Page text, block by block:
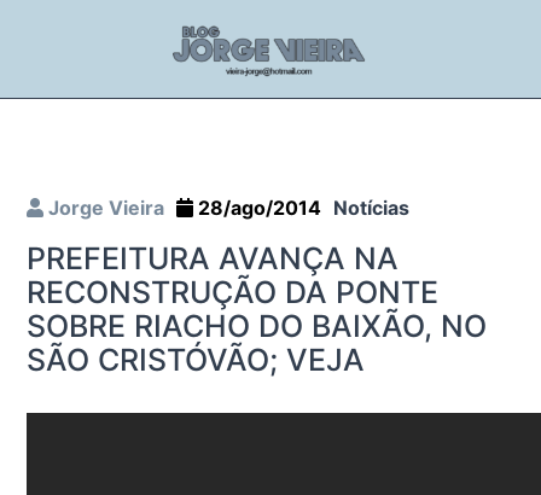
Jorge Vieira 28/ago/2014 Notícias
PREFEITURA AVANÇA NA
RECONSTRUÇÃO DA PONTE
SOBRE RIACHO DO BAIXÃO, NO
SÃO CRISTÓVÃO; VEJA